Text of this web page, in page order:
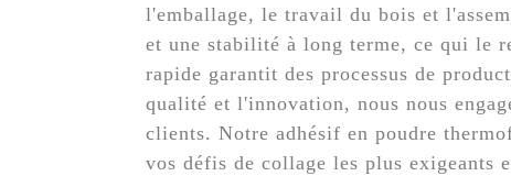
l'emballage, le travail du bois et
et une stabilité à long terme, ce qui le
rapide garantit des processus de
qualité et l'innovation, nous nous
clients. Notre adhésif en poudre
vos défis de collage les plus exigeants